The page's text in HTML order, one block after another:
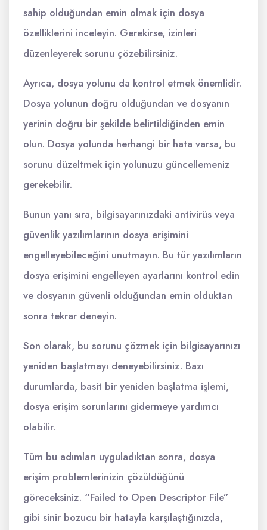
sahip olduğundan emin olmak için dosya
özelliklerini inceleyin. Gerekirse, izinleri
düzenleyerek sorunu çözebilirsiniz.
Ayrıca, dosya yolunu da kontrol etmek önemlidir.
Dosya yolunun doğru olduğundan ve dosyanın
yerinin doğru bir şekilde belirtildiğinden emin
olun. Dosya yolunda herhangi bir hata varsa, bu
sorunu düzeltmek için yolunuzu güncellemeniz
gerekebilir.
Bunun yanı sıra, bilgisayarınızdaki antivirüs veya
güvenlik yazılımlarının dosya erişimini
engelleyebileceğini unutmayın. Bu tür yazılımların
dosya erişimini engelleyen ayarlarını kontrol edin
ve dosyanın güvenli olduğundan emin olduktan
sonra tekrar deneyin.
Son olarak, bu sorunu çözmek için bilgisayarınızı
yeniden başlatmayı deneyebilirsiniz. Bazı
durumlarda, basit bir yeniden başlatma işlemi,
dosya erişim sorunlarını gidermeye yardımcı
olabilir.
Tüm bu adımları uyguladıktan sonra, dosya
erişim problemlerinizin çözüldüğünü
göreceksiniz. “Failed to Open Descriptor File”
gibi sinir bozucu bir hatayla karşılaştığınızda,